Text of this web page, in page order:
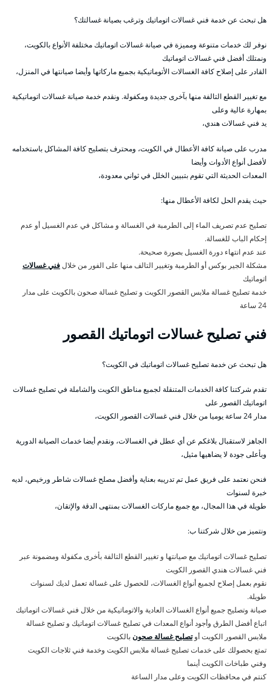
هل تبحث عن خدمة فني غسالات اتوماتيك وترغب بصيانة غسالتك؟
نوفر لك خدمات متنوعة ومميزة في صيانة غسالات اتوماتيك مختلفة الأنواع بالكويت،
ونمتلك أفضل فني غسالات اتوماتيك
القادر على إصلاح كافة الغسالات الأتوماتيكية بجميع ماركاتها وأيضا صيانتها في المنزل،
مع تغيير القطع التالفة منها بآخرى جديدة ومكفولة. ونقدم خدمة صيانة غسالات اتوماتيكية
بمهارة عالية وعلى
يد فني غسالات هندي،
مدرب على صيانة كافة الأعطال في الكويت، ومحترف بتصليح كافة المشاكل باستخدامه
لأفضل أنواع الأدوات وأيضا
المعدات الحديثة التي تقوم بتبيين الخلل في ثواني معدودة،
حيث يقدم الحل لكافة الأعطال منها:
تصليح عدم تصريف الماء إلى الطرمبة في الغسالة و مشاكل في عدم الغسيل أو عدم
إحكام الباب للغسالة.
عند عدم انتهاء دورة الغسيل بصورة صحيحة.
مشكلة الجير بوكس أو الطرمبة وتغيير التالف منها على الفور من خلالفني غسالات
اتوماتيك
خدمة تصليح غسالة ملابس القصور الكويت و تصليح غسالة صحون بالكويت على مدار
24 ساعة
فني تصليح غسالات اتوماتيك القصور
هل تبحث عن خدمة تصليح غسالات اتوماتيك في الكويت؟
تقدم شركتنا كافة الخدمات المتنقلة لجميع مناطق الكويت والشاملة في تصليح غسالات
اتوماتيك القصور على
مدار 24 ساعة يوميا من خلال فني غسالات القصور الكويت،
الجاهز لاستقبال بلاغكم عن أي عطل في الغسالات، ونقدم أيضا خدمات الصيانة الدورية
وبأعلى جودة لا يضاهيها مثيل،
فنحن نعتمد على فريق عمل تم تدريبه بعناية وأفضل مصلح غسالات شاطر ورخيص، لديه
خبرة لسنوات
طويلة في هذا المجال، مع جميع ماركات الغسالات بمنتهى الدقة والإتقان،
ونتميز من خلال شركتنا ب:
تصليح غسالات اتوماتيك مع صيانتها و تغيير القطع التالفة بأخرى مكفولة ومضمونة عبر
فني غسالات هندي القصور الكويت
نقوم بعمل إصلاح لجميع أنواع الغسالات، للحصول على غسالة تعمل لديك لسنوات
طويلة.
صيانة وتصليح جميع أنواع الغسالات العادية والاتوماتيكية من خلال فني غسالات اتوماتيك
اتباع أفضل الطرق وأجود أنواع المعدات في تصليح غسالات اتوماتيك و تصليح غسالة
ملابس القصور الكويت أوتصليح غسالة صحونبالكويت
تمتع بحصولك على خدمات تصليح غسالة ملابس الكويت وخدمة فني ثلاجات الكويت
وفني طباخات الكويت أينما
كنتم في محافظات الكويت وعلى مدار الساعة